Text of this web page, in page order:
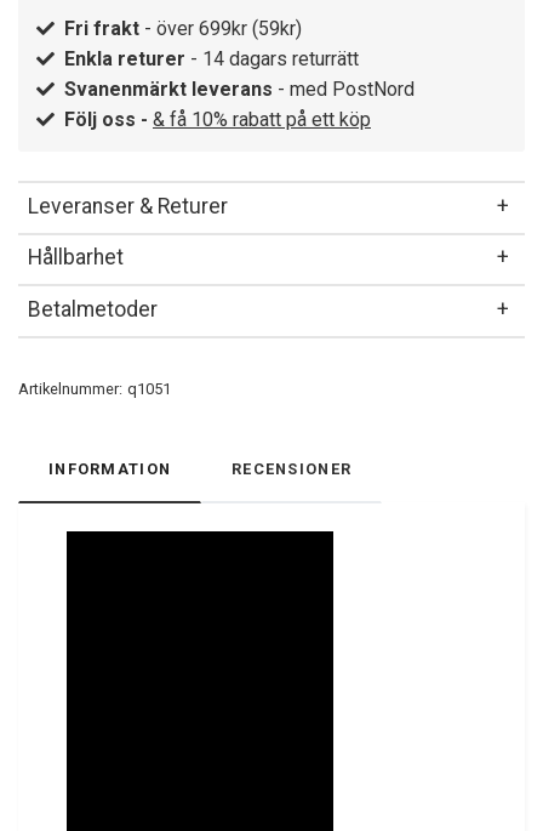
Fri frakt - över 699kr (59kr)
Enkla returer - 14 dagars returrätt
Svanenmärkt leverans - med PostNord
Följ oss - & få 10% rabatt på ett köp
Leveranser & Returer
Hållbarhet
Betalmetoder
Artikelnummer: q1051
INFORMATION RECENSIONER